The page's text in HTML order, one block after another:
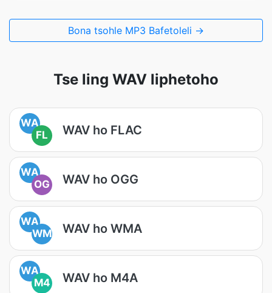
Bona tsohle MP3 Bafetoleli →
Tse ling WAV liphetoho
WA
FL
WAV ho FLAC
WA
OG
WAV ho OGG
WA
WM
WAV ho WMA
WA
M4
WAV ho M4A